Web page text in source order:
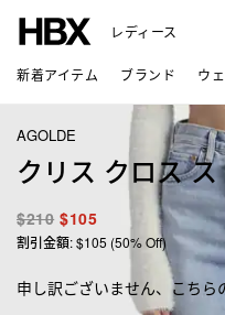
レディース
新着アイテム ブランド ウ
AGOLDE
クリス クロス
$210 $105
割引金額: $105 (50% Off)
申し訳ございません、こちら